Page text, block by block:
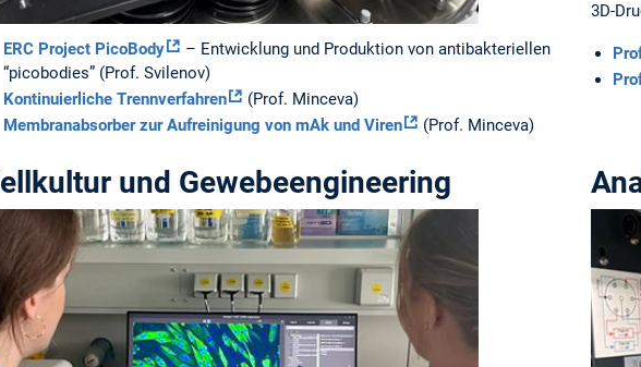
ERC Project PicoBody
– Entwicklung und Produktion von antibakteriellen
“picobodies” (Prof. Svilenov)
Kontinuierliche Trennverfahren
(Prof. Minceva)
Membranabsorber zur Aufreinigung von mAk und Viren
(Prof. Minceva)
3D-
und Gewebeengineering